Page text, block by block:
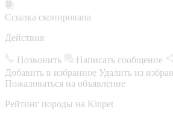
Ссылка скопирована
Действия
Позвонить Написать сообщение
Добавить в избранное Удалить из
Пожаловаться на объявление
Рейтинг породы на Kinpet